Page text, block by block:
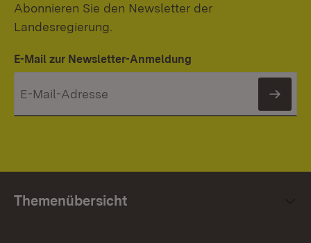
Abonnieren Sie den Newsletter der
Landesregierung.
E-Mail zur Newsletter-Anmeldung
Themenübersicht